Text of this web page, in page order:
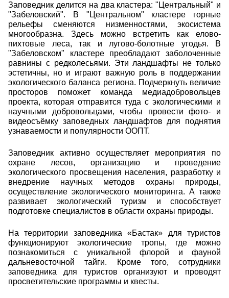
Заповедник делится на два кластера: "Центральный" и
"Забеловский". В "Центральном" кластере горные
рельефы сменяются низменностями, экосистема
многообразна. Здесь можно встретить как елово-
пихтовые леса, так и лугово-болотные угодья. В
"Забеловском" кластере преобладают заболоченные
равнины с редколесьями. Эти ландшафты не только
эстетичны, но и играют важную роль в поддержании
экологического баланса региона. Подчеркнуть величие
просторов поможет команда медиадобровольцев
проекта, которая отправится туда с экологическими и
научными добровольцами, чтобы провести фото- и
видеосъёмку заповедных ландшафтов для поднятия
узнаваемости и популярности ООПТ.
Заповедник активно осуществляет мероприятия по
охране лесов, организацию и проведение
экологического просвещения населения, разработку и
внедрение научных методов охраны природы,
осуществление экологического мониторинга. А также
развивает экологический туризм и способствует
подготовке специалистов в области охраны природы.
На территории заповедника «Бастак» для туристов
функционируют экологические тропы, где можно
познакомиться с уникальной флорой и фауной
дальневосточной тайги. Кроме того, сотрудники
заповедника для туристов организуют и проводят
просветительские программы и квесты.